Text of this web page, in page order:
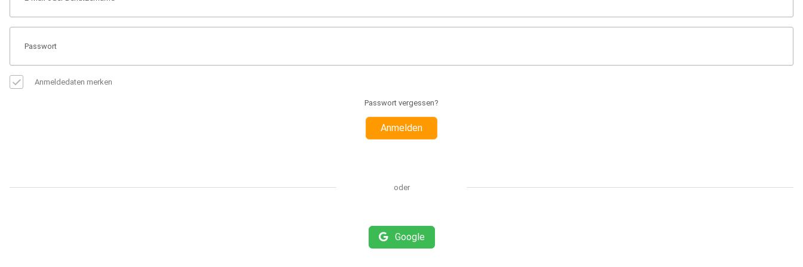
Anmeldedaten merken
Passwort vergessen?
Anmelden
oder
Google